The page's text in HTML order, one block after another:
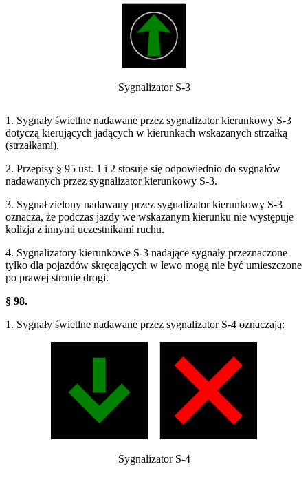
Sygnalizator S-3
1. Sygnały świetlne nadawane przez sygnalizator kierunkowy S-3
dotyczą kierujących jadących w kierunkach wskazanych strzałką
(strzałkami).
2. Przepisy § 95 ust. 1 i 2 stosuje się odpowiednio do sygnałów
nadawanych przez sygnalizator kierunkowy S-3.
3. Sygnał zielony nadawany przez sygnalizator kierunkowy S-3
oznacza, że podczas jazdy we wskazanym kierunku nie występuje
kolizja z innymi uczestnikami ruchu.
4. Sygnalizatory kierunkowe S-3 nadające sygnały przeznaczone
tylko dla pojazdów skręcających w lewo mogą nie być umieszczone
po prawej stronie drogi.
§ 98.
1. Sygnały świetlne nadawane przez sygnalizator S-4 oznaczają:
Sygnalizator S-4